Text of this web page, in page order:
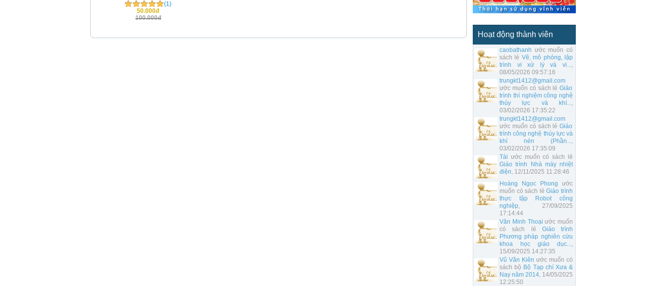
Hoạt động thành viên
caobathanh ước muốn có
sách lẻ Vẽ, mô phỏng, lập
trình vi xử lý và vi...,
08/05/2026 09:57:16
trungkt1412@gmail.com
ước muốn có sách lẻGiáo
trình thí nghiệm công nghệ
thủy lực và khí...,
03/02/2026 17:35:22
trungkt1412@gmail.com
ước muốn có sách lẻGiáo
trình công nghệ thủy lực và
khí nén (Phần...,
03/02/2026 17:35:09
Tài ước muốn có sách lẻ
Giáo trình Nhà máy nhiệt
điện, 12/11/2025 11:28:46
Hoàng Ngọc Phong ước
muốn có sách lẻGiáo trình
thực tập Robot công
nghiệp, 27/09/2025
17:14:44
Văn Minh Thoại ước muốn
có sách lẻ Giáo trình
Phương pháp nghiên cứu
khoa học giáo dục...,
15/09/2025 14:27:35
Vũ Văn Kiên ước muốn có
sách bộ Bộ Tạp chí Xưa &
Nay năm 2014, 14/05/2025
12:25:50
(1)
50.000đ
100.000đ